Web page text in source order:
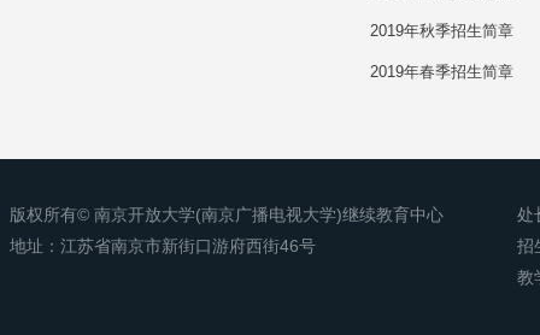
2019年秋季招生简章
2019年春季招生简章
版权所有© 南京开放大学(南京广播电视大学)继续教育中心
地址：江苏省南京市新街口游府西街46号
处
招
教